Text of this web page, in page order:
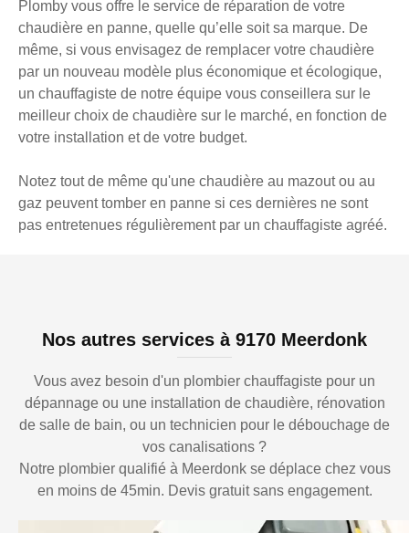
Plomby vous offre le service de réparation de votre
chaudière en panne, quelle qu’elle soit sa marque. De
même, si vous envisagez de remplacer votre chaudière
par un nouveau modèle plus économique et écologique,
un chauffagiste de notre équipe vous conseillera sur le
meilleur choix de chaudière sur le marché, en fonction de
votre installation et de votre budget.
Notez tout de même qu'une chaudière au mazout ou au
gaz peuvent tomber en panne si ces dernières ne sont
pas entretenues régulièrement par un chauffagiste agréé.
Nos autres services à 9170 Meerdonk
Vous avez besoin d'un plombier chauffagiste pour un
dépannage ou une installation de chaudière, rénovation
de salle de bain, ou un technicien pour le débouchage de
vos canalisations ?
Notre plombier qualifié à Meerdonk se déplace chez vous
en moins de 45min. Devis gratuit sans engagement.